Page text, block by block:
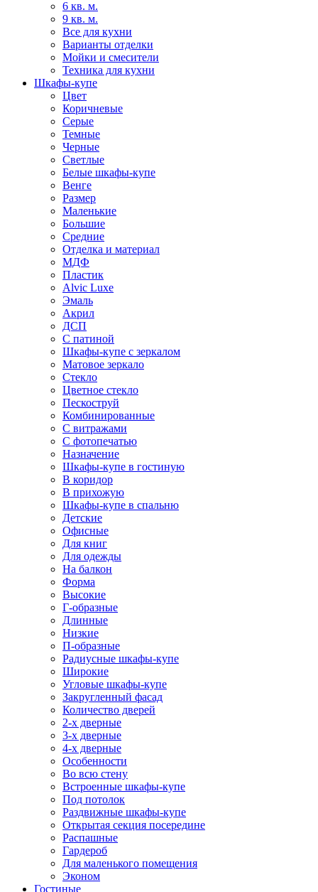
6 кв. м.
9 кв. м.
Все для кухни
Варианты отделки
Мойки и смесители
Техника для кухни
Шкафы-купе
Цвет
Коричневые
Серые
Темные
Черные
Светлые
Белые шкафы-купе
Венге
Размер
Маленькие
Большие
Средние
Отделка и материал
МДФ
Пластик
Alvic Luxe
Эмаль
Акрил
ДСП
С патиной
Шкафы-купе с зеркалом
Матовое зеркало
Стекло
Цветное стекло
Пескоструй
Комбинированные
С витражами
С фотопечатью
Назначение
Шкафы-купе в гостиную
В коридор
В прихожую
Шкафы-купе в спальню
Детские
Офисные
Для книг
Для одежды
На балкон
Форма
Высокие
Г-образные
Длинные
Низкие
П-образные
Радиусные шкафы-купе
Широкие
Угловые шкафы-купе
Закругленный фасад
Количество дверей
2-х дверные
3-х дверные
4-х дверные
Особенности
Во всю стену
Встроенные шкафы-купе
Под потолок
Раздвижные шкафы-купе
Открытая секция посередине
Распашные
Гардероб
Для маленького помещения
Эконом
Гостиные